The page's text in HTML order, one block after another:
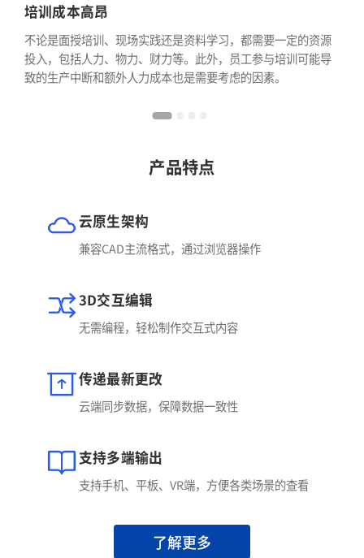
培训成本高昂
不论是面授培训、现场实践还是资料学习，都需要一定的资源
投入，包括人力、物力、财力等。此外，员工参与培训可能导
致的生产中断和额外人力成本也是需要考虑的因素。
产品特点
云原生架构
兼容CAD主流格式，通过浏览器操作
3D交互编辑
无需编程，轻松制作交互式内容
传递最新更改
云端同步数据，保障数据一致性
支持多端输出
支持手机、平板、VR端，方便各类场景的查看
了解更多